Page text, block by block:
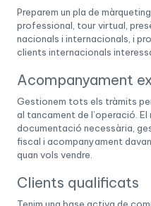
Preparem un pla de
professional, tour virtual,
nacionals i internacionals, i
clients internacionals
Acompanyament
Gestionem tots els tràmits
al tancament de l’operació.
documentació necessària,
fiscal i acompanyament
quan vols vendre.
Clients qualificats